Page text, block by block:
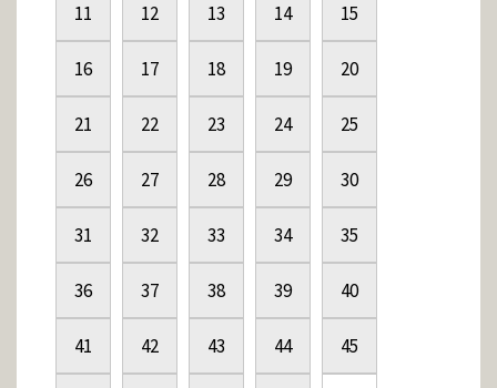
11 12 13 14 15
16 17 18 19 20
21 22 23 24 25
26 27 28 29 30
31 32 33 34 35
36 37 38 39 40
41 42 43 44 45